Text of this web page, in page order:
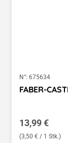
N°: 675634
FABER-
Regulärer
13,99 €
(3,50 € / 1 Stk.)